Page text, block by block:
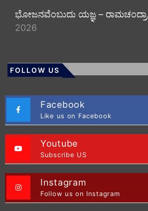
ಭೋಜನವೆಂಬುದು ಯಜ್ಞ –
2026
FOLLOW US
Facebook
Like us on Facebook
Youtube
Subscribe US
Instagram
Follow us on Instagram